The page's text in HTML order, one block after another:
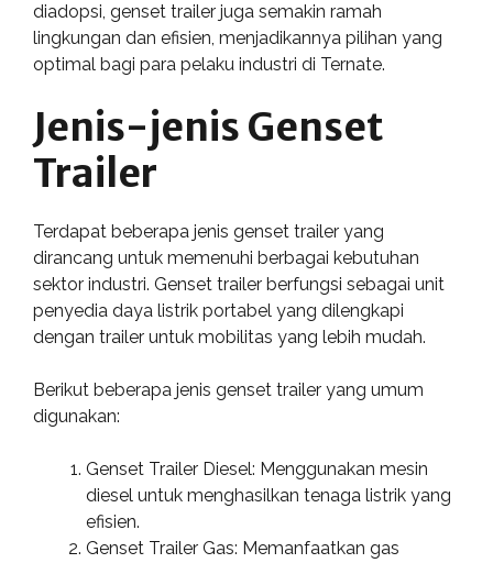
diadopsi, genset trailer juga semakin ramah
lingkungan dan efisien, menjadikannya pilihan yang
optimal bagi para pelaku industri di Ternate.
Jenis-jenis Genset
Trailer
Terdapat beberapa jenis genset trailer yang
dirancang untuk memenuhi berbagai kebutuhan
sektor industri. Genset trailer berfungsi sebagai unit
penyedia daya listrik portabel yang dilengkapi
dengan trailer untuk mobilitas yang lebih mudah.
Berikut beberapa jenis genset trailer yang umum
digunakan:
Genset Trailer Diesel: Menggunakan mesin
diesel untuk menghasilkan tenaga listrik yang
efisien.
Genset Trailer Gas: Memanfaatkan gas